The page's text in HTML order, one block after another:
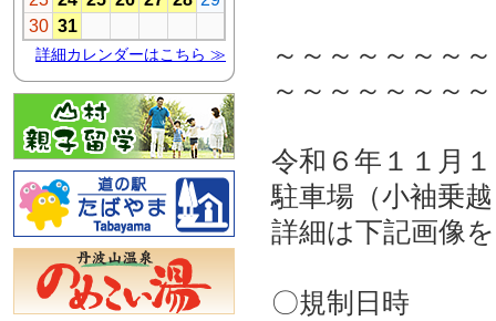
～～～～～～～
～～～～～～～
令和６年１１月
駐車場（小袖乗
詳細は下記画像
〇規制日時